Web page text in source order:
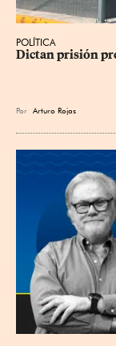
POLÍTICA
Dictan prisión
Por Arturo Rojas